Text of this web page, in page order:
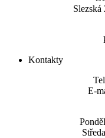
Kontakty
E-